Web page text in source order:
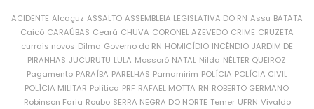
ACIDENTE Alcaçuz ASSALTO ASSEMBLEIA LEGISLATIVA DO RN Assu BATATA
Caicó CARAÚBAS Ceará CHUVA CORONEL AZEVEDO CRIME CRUZETA
currais novos Dilma Governo do RN HOMICÍDIO INCÊNDIO JARDIM DE
PIRANHAS JUCURUTU LULA Mossoró NATAL Nilda NÉLTER QUEIROZ
Pagamento PARAÍBA PARELHAS Parnamirim POLÍCIA POLÍCIA CIVIL
POLÍCIA MILITAR Política PRF RAFAEL MOTTA RN ROBERTO GERMANO
Robinson Faria Roubo SERRA NEGRA DO NORTE Temer UFRN Vivaldo